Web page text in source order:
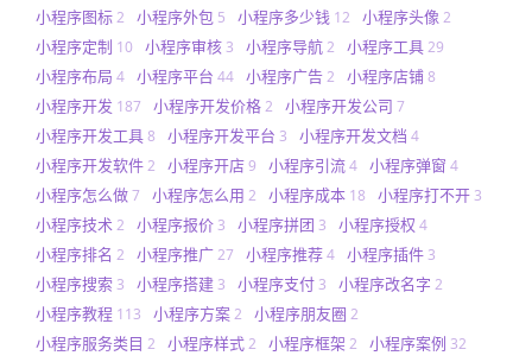
小程序图标2 小程序外包 5 小程序多少钱 12 小程序头像 2
小程序定制 10 小程序审核 3 小程序导航2 小程序工具29
小程序布局 4 小程序平台 44 小程序广告2 小程序店铺8
小程序开发 187 小程序开发价格2 小程序开发公司 7
小程序开发工具8 小程序开发平台 3 小程序开发文档 4
小程序开发软件2 小程序开店9 小程序引流4 小程序弹窗 4
小程序怎么做7 小程序怎么用 2 小程序成本 18 小程序打不开 3
小程序技术 2 小程序报价 3 小程序拼团 3 小程序授权 4
小程序排名 2 小程序推广27 小程序推荐4 小程序插件 3
小程序搜索 3 小程序搭建 3 小程序支付 3 小程序改名字 2
小程序教程 113 小程序方案2 小程序朋友圈 2
小程序服务类目 2 小程序样式2 小程序框架 2 小程序案例 32